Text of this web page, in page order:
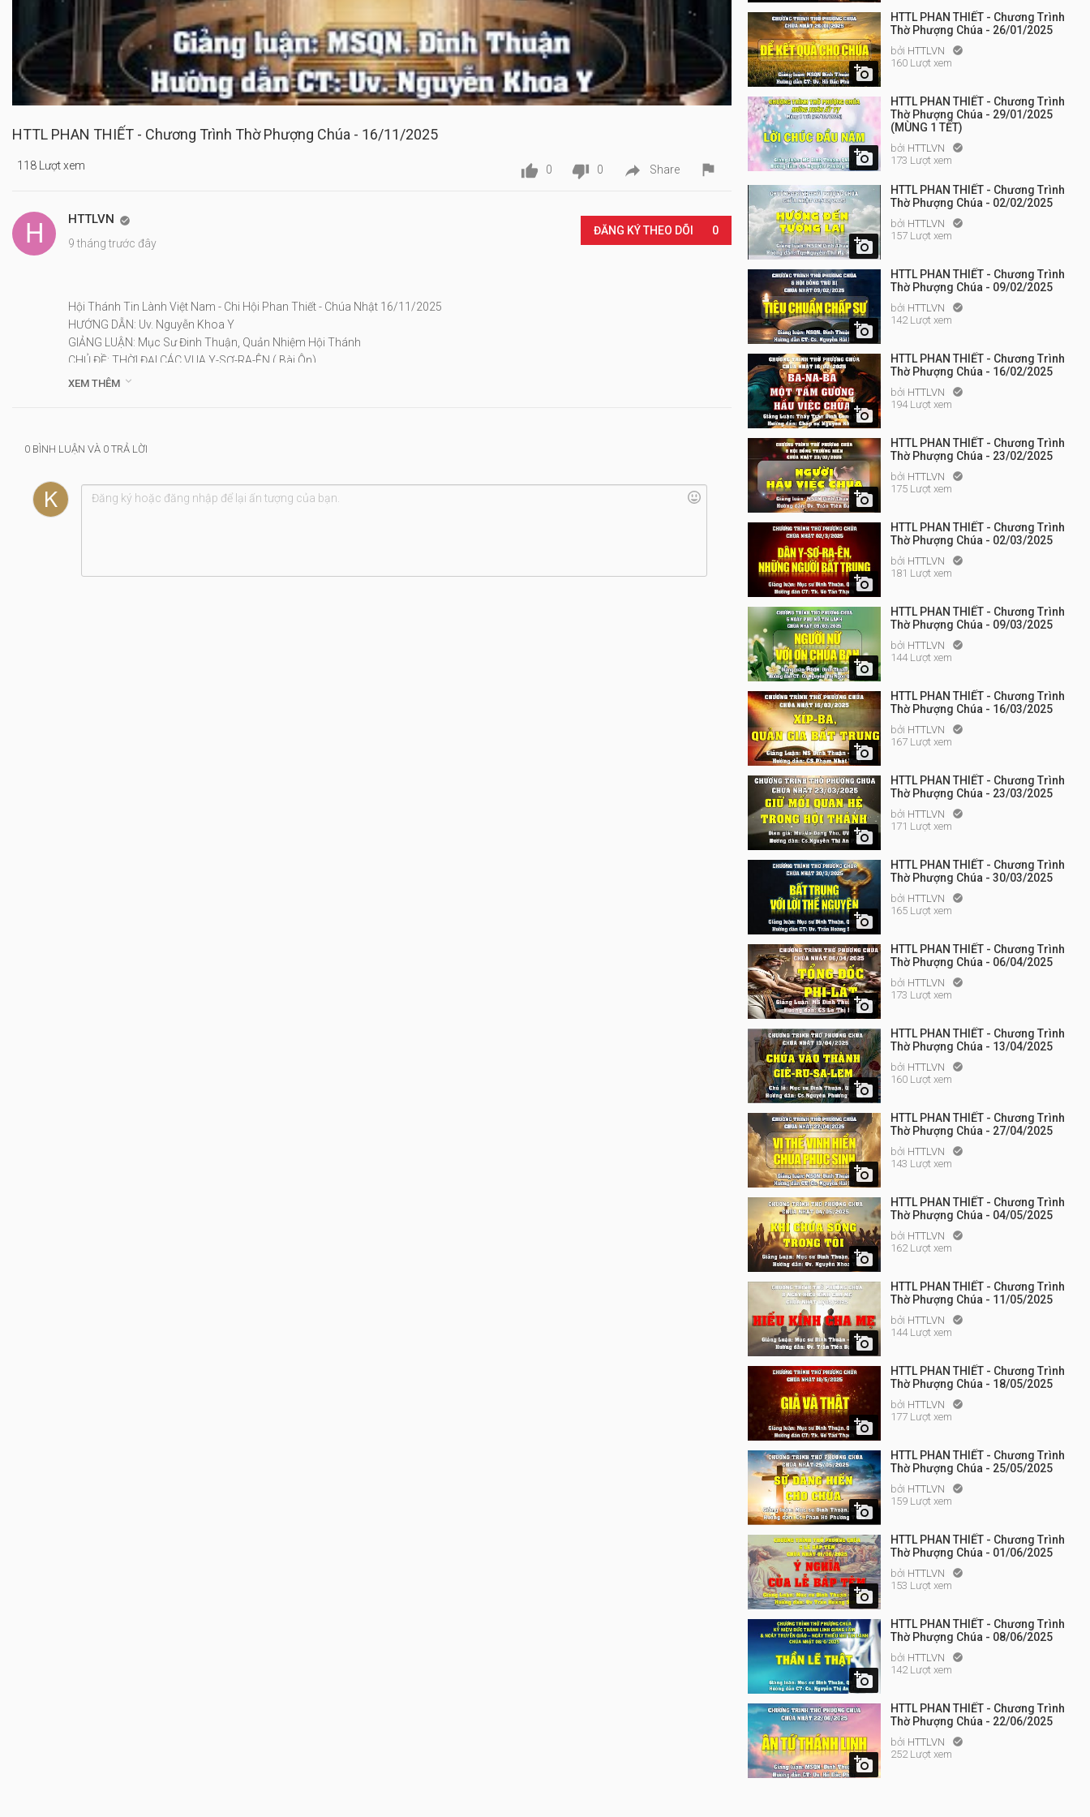

HTTL PHAN THIẾT - Chương Trình
Thờ Phượng Chúa - 26/01/2025
bởi HTTLVN 
160 Lượt xem

HTTL PHAN THIẾT - Chương Trình
Thờ Phượng Chúa - 29/01/2025
(MÙNG 1 TẾT)
bởi HTTLVN 
173 Lượt xem

HTTL PHAN THIẾT - Chương Trình
Thờ Phượng Chúa - 02/02/2025
bởi HTTLVN 
157 Lượt xem

HTTL PHAN THIẾT - Chương Trình
Thờ Phượng Chúa - 09/02/2025
bởi HTTLVN 
142 Lượt xem

HTTL PHAN THIẾT - Chương Trình
Thờ Phượng Chúa - 16/02/2025
bởi HTTLVN 
194 Lượt xem

HTTL PHAN THIẾT - Chương Trình
Thờ Phượng Chúa - 23/02/2025
bởi HTTLVN 
175 Lượt xem

HTTL PHAN THIẾT - Chương Trình
Thờ Phượng Chúa - 02/03/2025
bởi HTTLVN 
181 Lượt xem

HTTL PHAN THIẾT - Chương Trình
Thờ Phượng Chúa - 09/03/2025
bởi HTTLVN 
144 Lượt xem

HTTL PHAN THIẾT - Chương Trình
Thờ Phượng Chúa - 16/03/2025
bởi HTTLVN 
167 Lượt xem

HTTL PHAN THIẾT - Chương Trình
Thờ Phượng Chúa - 23/03/2025
bởi HTTLVN 
171 Lượt xem

HTTL PHAN THIẾT - Chương Trình
Thờ Phượng Chúa - 30/03/2025
bởi HTTLVN 
165 Lượt xem

HTTL PHAN THIẾT - Chương Trình
Thờ Phượng Chúa - 06/04/2025
bởi HTTLVN 
173 Lượt xem

HTTL PHAN THIẾT - Chương Trình
Thờ Phượng Chúa - 13/04/2025
bởi HTTLVN 
160 Lượt xem

HTTL PHAN THIẾT - Chương Trình
Thờ Phượng Chúa - 27/04/2025
bởi HTTLVN 
143 Lượt xem

HTTL PHAN THIẾT - Chương Trình
Thờ Phượng Chúa - 04/05/2025
bởi HTTLVN 
162 Lượt xem

HTTL PHAN THIẾT - Chương Trình
Thờ Phượng Chúa - 11/05/2025
bởi HTTLVN 
144 Lượt xem

HTTL PHAN THIẾT - Chương Trình
Thờ Phượng Chúa - 18/05/2025
bởi HTTLVN 
177 Lượt xem

HTTL PHAN THIẾT - Chương Trình
Thờ Phượng Chúa - 25/05/2025
bởi HTTLVN 
159 Lượt xem

HTTL PHAN THIẾT - Chương Trình
Thờ Phượng Chúa - 01/06/2025
bởi HTTLVN 
153 Lượt xem

HTTL PHAN THIẾT - Chương Trình
Thờ Phượng Chúa - 08/06/2025
bởi HTTLVN 
142 Lượt xem

HTTL PHAN THIẾT - Chương Trình
Thờ Phượng Chúa - 22/06/2025
bởi HTTLVN 
252 Lượt xem
HTTL PHAN THIẾT - Chương Trình Thờ Phượng Chúa - 16/11/2025
118 Lượt xem  0  0  Share 
HTTLVN 
9 tháng trước đây
ĐĂNG KÝ THEO DÕI 0
Hội Thánh Tin Lành Việt Nam - Chi Hội Phan Thiết - Chúa Nhật 16/11/2025
HƯỚNG DẪN: Uv. Nguyễn Khoa Y
GIẢNG LUẬN: Mục Sư Đinh Thuận, Quản Nhiệm Hội Thánh
CHỦ ĐỀ: THỜI ĐẠI CÁC VUA Y-SƠ-RA-ÊN ( Bài Ôn)
Kinh Thánh: I & II Các Vua; II Sử Ký
XEM THÊM 
0 BÌNH LUẬN VÀ 0 TRẢ LỜI